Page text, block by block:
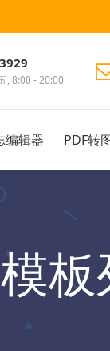
, 8:00 - 20:00
编辑器 PDF转
模板